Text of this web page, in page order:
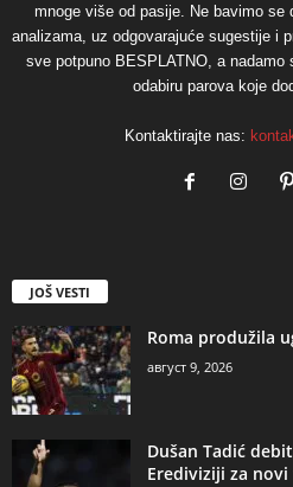
mnoge više od pasije. Ne bavimo se
analizama, uz odgovarajuće sugestije i
sve potpuno BESPLATNO, a nadamo
odabiru parova koje
Kontaktirajte nas:
JOŠ VESTI
Roma produžila
август 9, 2026
Dušan Tadić
Erediviziji za